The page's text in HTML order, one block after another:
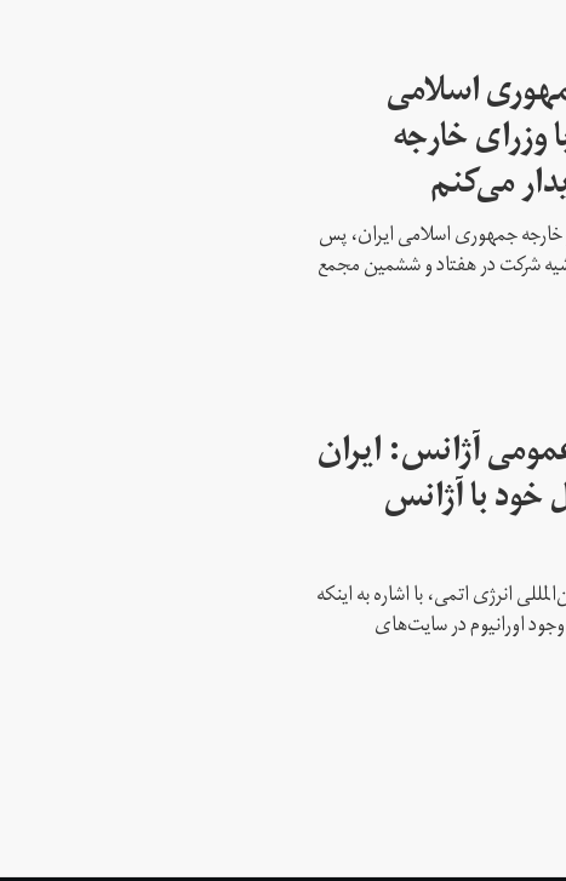
اسلامی
وزرای خارجه
می‌کنم
خارجه جمهوری اسلامی ایران، پس
شرکت در هفتاد و ششمین مجمع
آژانس: ایران
خود با آژانس
انرژی اتمی، با اشاره به اینکه
اورانیوم در سایت‌های